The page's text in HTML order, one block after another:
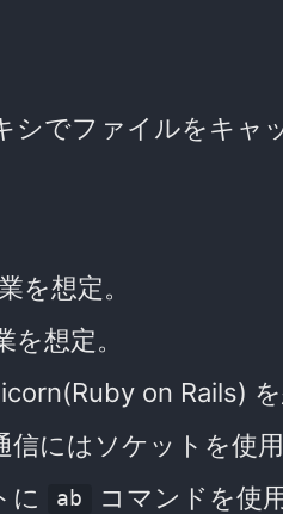
でファイルをキャ
を想定。
想定。
on Rails) を
にはソケットを使用
に
ab
コマンドを使